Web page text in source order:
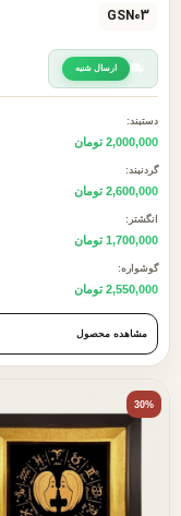
GSN03
ارسال شنبه
دستبند:
2,000,000 تومان
گردنبند:
2,600,000 تومان
انگشتر:
1,700,000 تومان
گوشواره:
2,550,000 تومان
مشاهده محصول
30%